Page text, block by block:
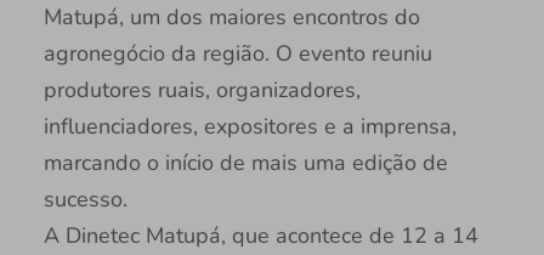
Matupá, um dos maiores encontros do
agronegócio da região. O evento reuniu
produtores ruais, organizadores,
influenciadores, expositores e a imprensa,
marcando o início de mais uma edição de
sucesso.
A Dinetec Matupá, que acontece de 12 a 14